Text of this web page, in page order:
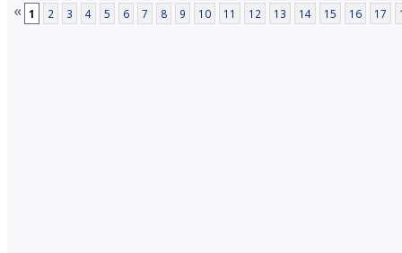
« 1 2 3 4 5 6 7 8 9 10 11 12 13 14 15 16 17